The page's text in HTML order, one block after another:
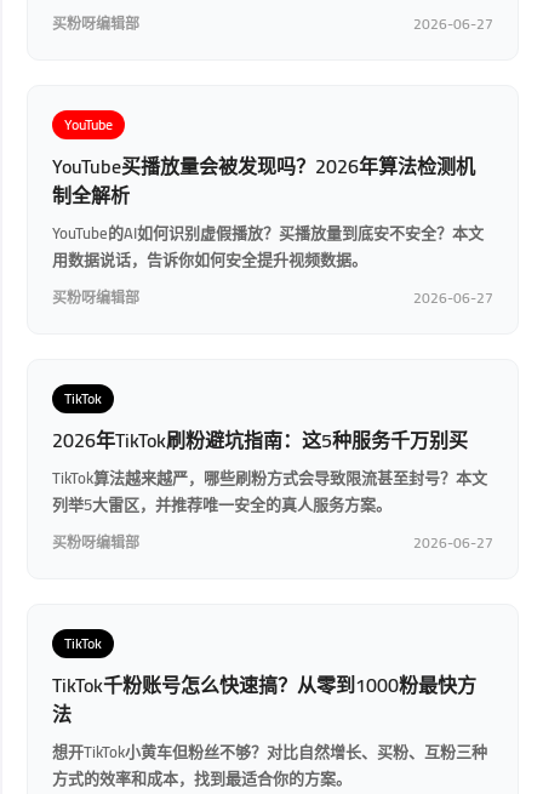
买粉呀编辑部 2026-06-27
YouTube
YouTube买播放量会被发现吗？2026年算法检测机
制全解析
YouTube的AI如何识别虚假播放？买播放量到底安不安全？本文
用数据说话，告诉你如何安全提升视频数据。
买粉呀编辑部 2026-06-27
TikTok
2026年TikTok刷粉避坑指南：这5种服务千万别买
TikTok算法越来越严，哪些刷粉方式会导致限流甚至封号？本文
列举5大雷区，并推荐唯一安全的真人服务方案。
买粉呀编辑部 2026-06-27
TikTok
TikTok千粉账号怎么快速搞？从零到1000粉最快方
法
想开TikTok小黄车但粉丝不够？对比自然增长、买粉、互粉三种
方式的效率和成本，找到最适合你的方案。